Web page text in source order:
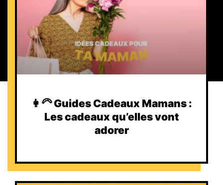
👩‍🦳 Guides Cadeaux Mamans :
Les cadeaux qu’elles vont
adorer